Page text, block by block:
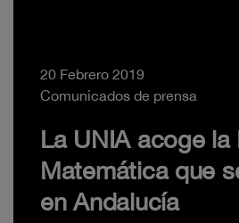
20 Febrero 2019
Comunicados de prensa
La UNIA acoge la
Matemática que
en Andalucía